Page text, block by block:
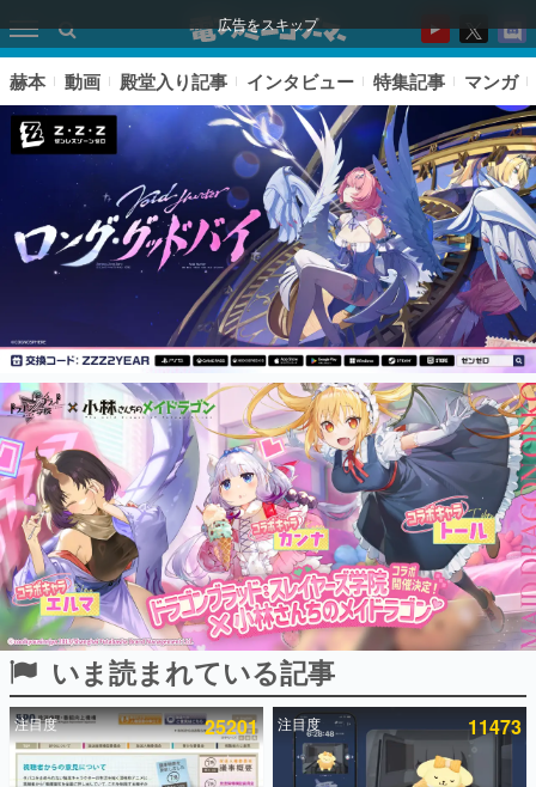
広告をスキップ
ピックアップ
電ファミのいま読まれている記事ランキング
アプリセール情報
インタビュー
連載・特集一覧
殿堂入り記事
SNS拡散数が数千以上！ ページビュー数万以上！ などな
ど。多くの人々に読まれた、電ファミ渾身の“殿堂入り”記
事をまとめました。
ゲームの企画書
赫本 動画 殿堂入り記事 インタビュー 特集記事 マンガ
いま読まれている記事
注目度 25201 注目度 11473